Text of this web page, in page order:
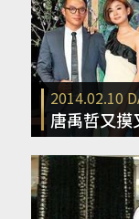
2014.02.10
唐禹哲又